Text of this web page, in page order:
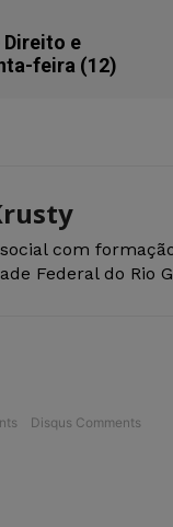
e
feira (12)
com
Federal do Rio
Disqus Comments